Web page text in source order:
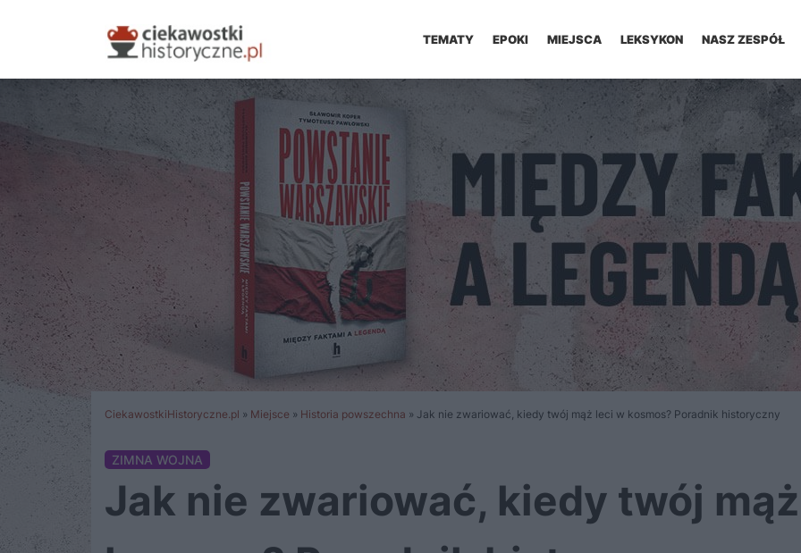
TEMATY EPOKI MIEJSCA LEKSYKON NASZ ZESPÓŁ
CiekawostkiHistoryczne.pl » Miejsce » Historia powszechna » Jak nie zwariować, kiedy twój mąż leci w kosmos? Poradnik historyczny
ZIMNA WOJNA
Jak nie zwariować, kiedy twój